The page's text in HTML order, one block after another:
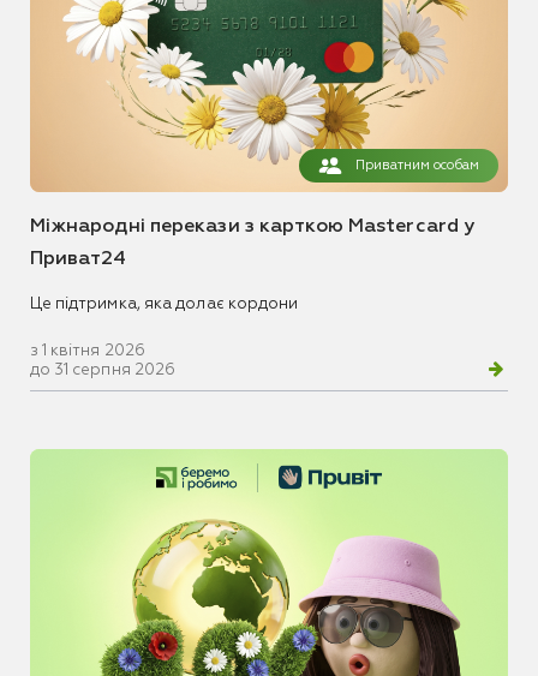
Приватним особам
Міжнародні перекази з карткою Mastercard у
Приват24
Це підтримка, яка долає кордони
з 1 квітня 2026
до 31 серпня 2026